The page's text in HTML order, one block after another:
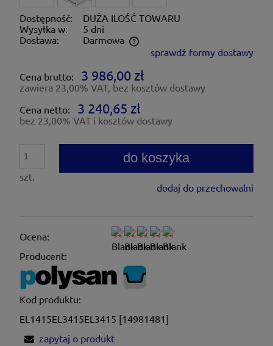
Dostępność:
DUŻA ILOŚĆ TOWARU
Wysyłka w:
5 dni
Dostawa:
Darmowa
Cena nie zawiera ewentualnych kosztów płatności
sprawdź formy dostawy
Cena brutto:
3 986,00 zł
zawiera 23,00% VAT, bez kosztów dostawy
Cena netto:
3 240,65 zł
bez 23,00% VAT i kosztów dostawy
szt.
do koszyka
dodaj do przechowalni
Ocena:
Producent:
Kod produktu:
EL1415EL3415EL3415 [14981481]
zapytaj o produkt